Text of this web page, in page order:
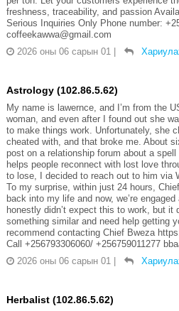
freshness, traceability, and passion
Serious Inquiries Only Phone number:
coffeekawwa@gmail.com
2026 оны 06 сарын 01
Astrology (102.86.5.62)
My name is lawernce, and I’m from the
woman, and even after I found out she
to make things work. Unfortunately, she
cheated with, and that broke me. About
post on a relationship forum about a
helps people reconnect with lost love
to lose, I decided to reach out to him via
To my surprise, within just 24 hours,
back into my life and now, we’re engaged
honestly didn’t expect this to work, but it
something similar and need help getting
recommend contacting Chief Bweza
Call +256793306060/ +256759011277
2026 оны 06 сарын 01
Herbalist (102.86.5.62)